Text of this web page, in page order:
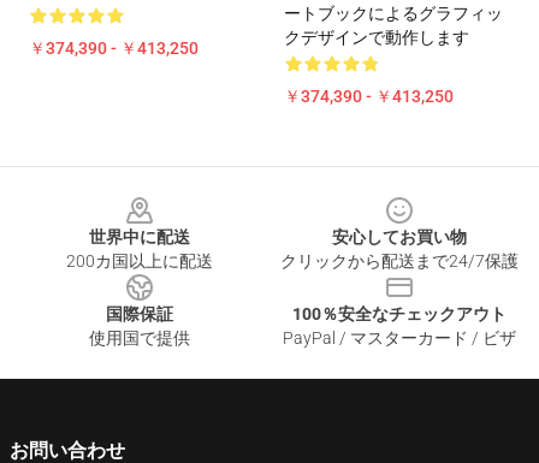
￥374,390 - ￥413,250
ートブックによるグラフィッ
クデザインで動作します
￥374,390 - ￥413,250
世界中に配送
200カ国以上に配送
安心してお買い物
クリックから配送まで24/7保護
国際保証
使用国で提供
100％安全なチェックアウト
PayPal / マスターカード / ビザ
お問い合わせ